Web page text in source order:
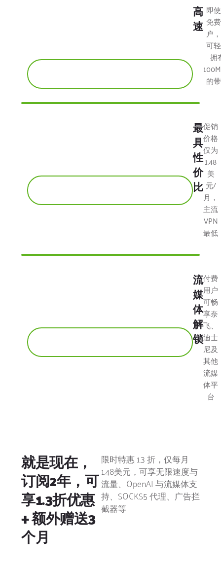
高
速
即
免
户
可
拥
的
最
具
性
价
比
促销
价格
仅为
1.48
美
元/
月，
主流
VPN
最低
流
媒
体
解
锁
付费
用户
可畅
享奈
飞、
迪士
尼及
其他
流媒
体平
台
就是现在，
订阅2年，可
享1.3折优惠
+ 额外赠送3
个月
限时特惠 1.3 折，仅每月
1.48美元，可享无限速度与
流量、OpenAI 与流媒体支
持、SOCKS5 代理、广告拦
截器等